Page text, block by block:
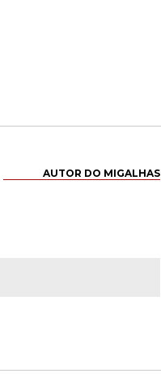
AUTOR DO MIGALHAS